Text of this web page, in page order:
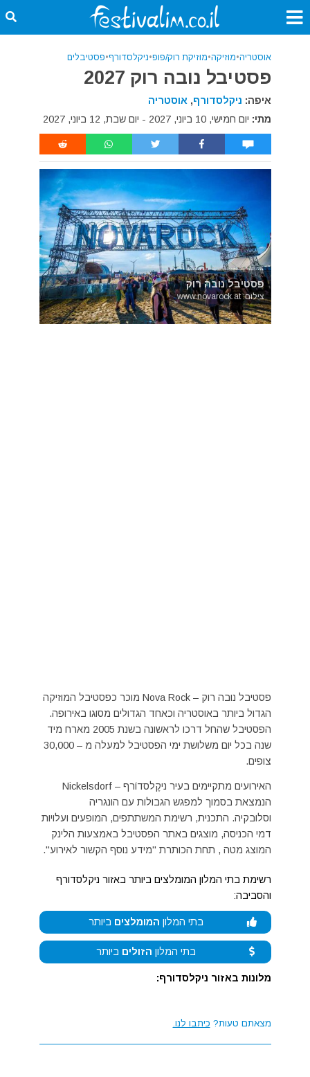
אוסטריה•מוזיקה•מוזיקת רוק/פופ•ניקלסדורף•פסטיבלים
פסטיבל נובה רוק 2027
איפה: ניקלסדורף, אוסטריה
מתי: יום חמישי, 10 ביוני, 2027 - יום שבת, 12 ביוני, 2027
פסטיבל נובה רוק
צילום: www.novarock.at
פסטיבל נובה רוק – Nova Rock מוכר כפסטיבל המוזיקה
הגדול ביותר באוסטריה וכאחד הגדולים מסוגו באירופה.
הפסטיבל שהחל דרכו לראשונה בשנת 2005 מארח מיד
שנה בכל יום משלושת ימי הפסטיבל למעלה מ – 30,000
צופים.
האירועים מתקיימים בעיר ניקֶלסדוֹרף – Nickelsdorf
הנמצאת בסמוך למפגש הגבולות עם הונגריה
וסלובקיה. התכנית, רשימת המשתתפים, המופעים ועלויות
דמי הכניסה, מוצגים באתר הפסטיבל באמצעות הלינק
המוצג מטה , תחת הכותרת "מידע נוסף הקשור לאירוע".
רשימת בתי המלון המומלצים ביותר באזור ניקלסדורף
והסביבה:
בתי המלון המומלצים ביותר
בתי המלון הזולים ביותר
מלונות באזור ניקלסדורף:
מצאתם טעות? כיתבו לנו.